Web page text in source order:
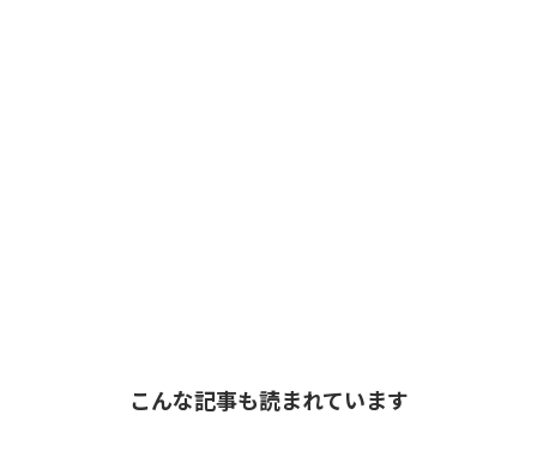
こんな記事も読まれています